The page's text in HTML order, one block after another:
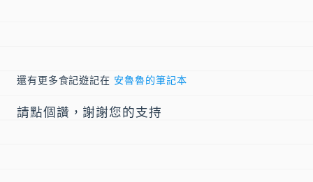
還有更多食記遊記在 安魯魯的筆記本
請點個讚，謝謝您的支持